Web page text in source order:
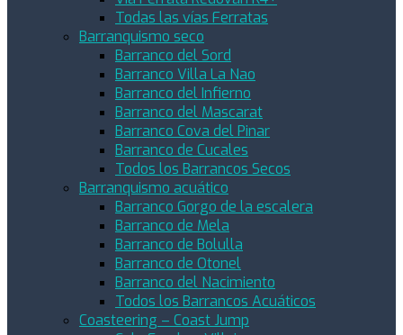
Todas las vías Ferratas
Barranquismo seco
Barranco del Sord
Barranco Villa La Nao
Barranco del Infierno
Barranco del Mascarat
Barranco Cova del Pinar
Barranco de Cucales
Todos los Barrancos Secos
Barranquismo acuático
Barranco Gorgo de la escalera
Barranco de Mela
Barranco de Bolulla
Barranco de Otonel
Barranco del Nacimiento
Todos los Barrancos Acuáticos
Coasteering – Coast Jump